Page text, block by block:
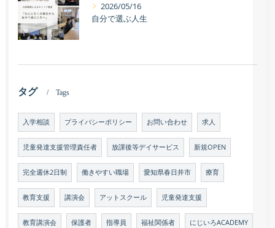
2026/05/16
自分で選ぶ人生
タグ Tags
入学相談 プライバシーポリシー お問い合わせ 求人
児童発達支援管理責任者 放課後等デイサービス 新規OPEN
完全週休2日制 働きやすい職場 愛知県春日井市 療育
教育支援 講演会 アットスクール 児童発達支援
教育講演会 保護者 指導員 福祉関係者 にじいろACADEMY